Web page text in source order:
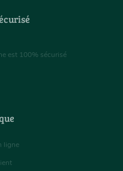
est 100% sécurisé
ligne